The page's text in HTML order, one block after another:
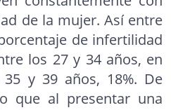
de la mujer. Así entre
de infertilidad
los 27 y 34 años, en
y 39 años, 18%. De
que al presentar una